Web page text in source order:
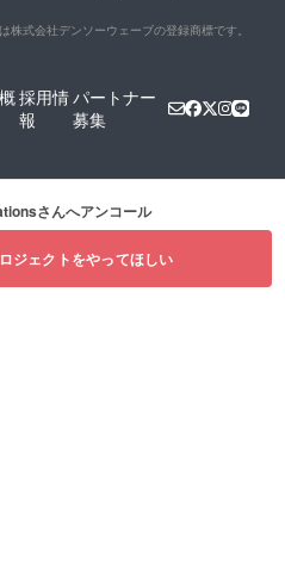
株式会社デンソーウェーブの登録商標です。
採用情
報
パートナー
募集
さんへアンコール
ジェクトをやってほしい